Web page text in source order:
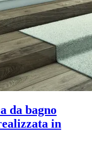
da bagno
in